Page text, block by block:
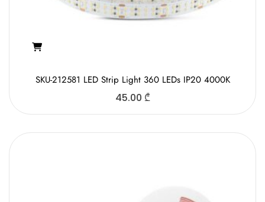
SKU-212581 LED Strip Light 360 LEDs IP20 4000K
45.00 ₾